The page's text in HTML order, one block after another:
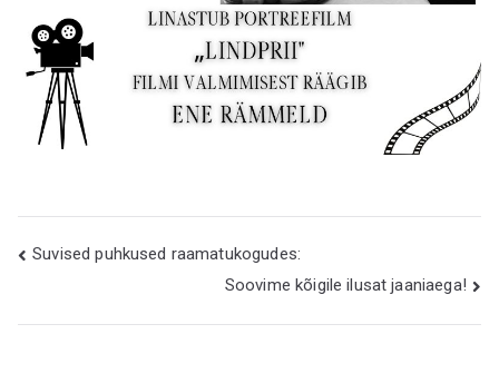
Navigeerimine
Suvised puhkused raamatukogudes:
Soovime kõigile ilusat jaaniaega!